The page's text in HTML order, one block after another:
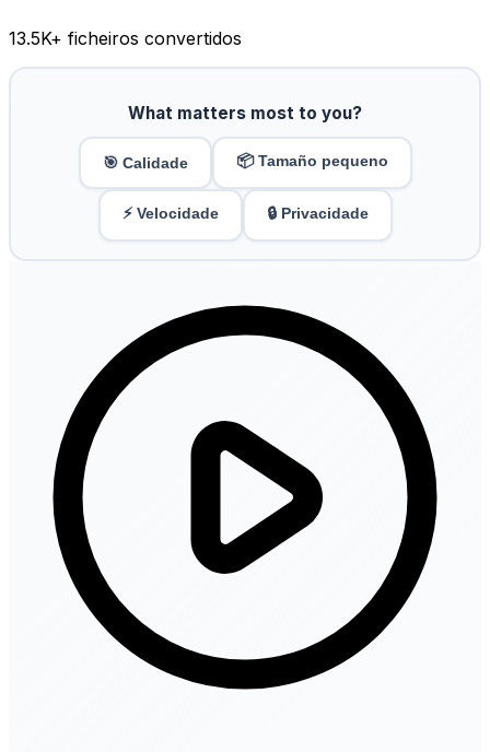
13.5K+ ficheiros convertidos
What matters most to you?
🎯 Calidade 📦 Tamaño pequeno
⚡ Velocidade 🔒 Privacidade